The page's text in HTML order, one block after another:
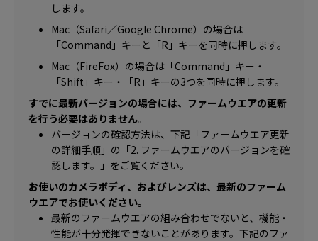
します。
Mac（Safari／Google Chrome）の場合は
「Command」キーと「R」キーを同時に押します。
Mac（FireFox）の場合は「Command」キー・
「Shift」キー・「R」キーの3つを同時に押します。
すでに最新バージョンの場合には、ファームウエアの更新
を行う必要はありません。
バージョンの確認方法は、下記「ファームウエア更新
の詳細手順」の「2. ファームウエアのバージョンを確
認します。」をご覧ください。
お使いのカメラボディ、およびレンズは、最新のファーム
ウエアでお使いください。
最新のファームウエアの組み合わせでないと、機能・
性能が十分発揮できないことがあります。下記のファ